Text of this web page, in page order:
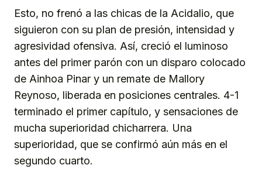
Esto, no frenó a las chicas de la Acidalio, que
siguieron con su plan de presión, intensidad y
agresividad ofensiva. Así, creció el luminoso
antes del primer parón con un disparo colocado
de Ainhoa Pinar y un remate de Mallory
Reynoso, liberada en posiciones centrales. 4-1
terminado el primer capítulo, y sensaciones de
mucha superioridad chicharrera. Una
superioridad, que se confirmó aún más en el
segundo cuarto.